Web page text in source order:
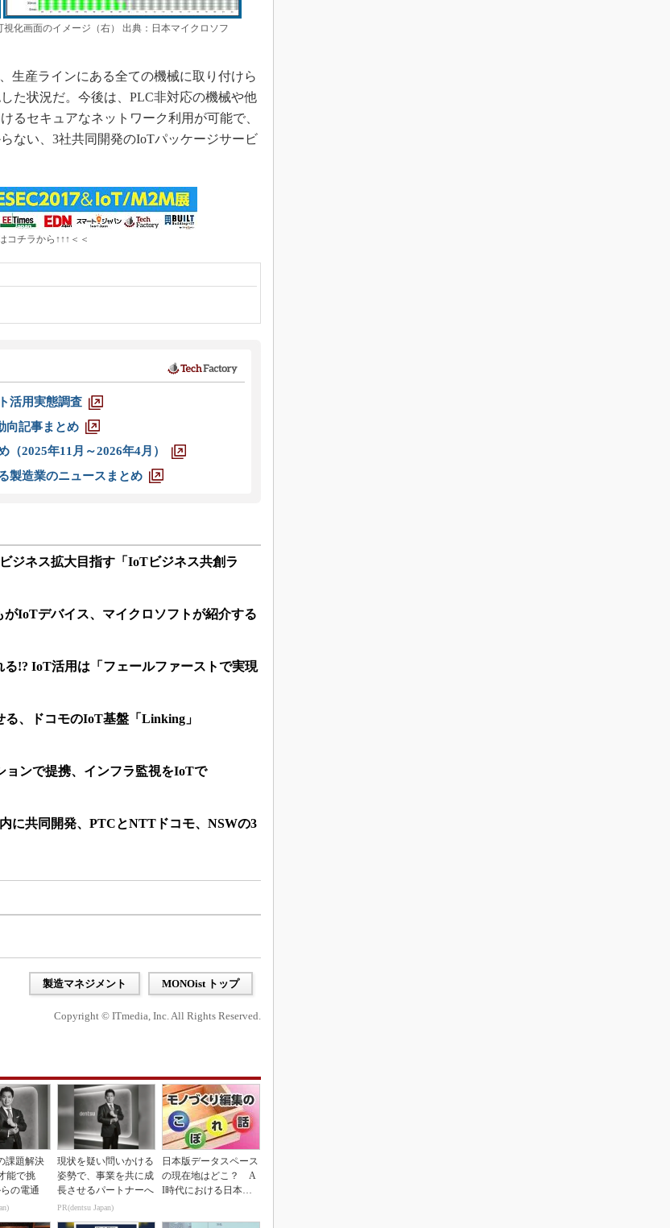
化画面のイメージ（右） 出典：日本マイクロソフ
生産ラインにある全ての機械に取り付けら
た状況だ。今後は、PLC非対応の機械や他
るセキュアなネットワーク利用が可能で、
ない、3社共同開発のIoTパッケージサービ
コチラから↑↑↑＜＜
活用実態調査
向記事まとめ
2025年11月～2026年4月）
製造業のニュースまとめ
ジネス拡大目指す「IoTビジネス共創ラ
IoTデバイス、マイクロソフトが紹介する
る!? IoT活用は「フェールファーストで実現
、ドコモのIoT基盤「Linking」
ンで提携、インフラ監視をIoTで
に共同開発、PTCとNTTドコモ、NSWの3
製造マネジメント MONOist トップ
Copyright © ITmedia, Inc. All Rights Reserved.
課題解決
能で挑
の電通
現状を疑い問いかける
姿勢で、事業を共に成
長させるパートナーへ
PR(dentsu Japan)
日本版データスペース
の現在地はどこ？ A
I時代における日本の